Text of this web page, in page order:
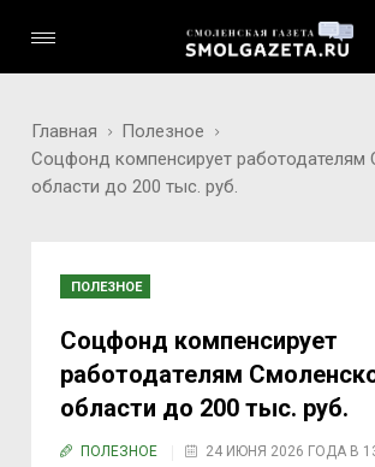
Главная
Полезное
Соцфонд компенсирует работодателям
области до 200 тыс. руб.
ПОЛЕЗНОЕ
Соцфонд компенсирует
работодателям
области до 200 тыс. руб.
ПОЛЕЗНОЕ 24 ИЮНЯ 2026 ГОДА В